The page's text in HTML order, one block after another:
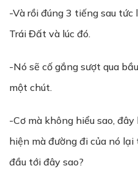
-Và rồi đúng 3 tiếng sau
Trái Đất và lúc đó.
-Nó sẽ cố gắng sượt qua
một chút.
-Cơ mà không hiểu sao,
hiện mà đường đi của nó
đầu tới đây sao?